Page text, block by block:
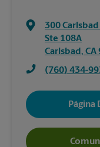
300
Ste 108A
Carlsbad, CA
(760) 434-
Página